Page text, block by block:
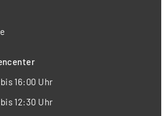
16:00 Uhr
12:30 Uhr